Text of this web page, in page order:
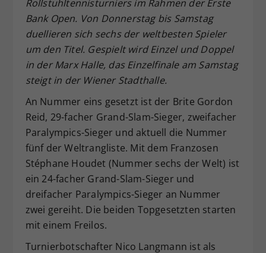
Rollstuhltennisturniers im Rahmen der Erste
Bank Open. Von Donnerstag bis Samstag
duellieren sich sechs der weltbesten Spieler
um den Titel. Gespielt wird Einzel und Doppel
in der Marx Halle, das Einzelfinale am Samstag
steigt in der Wiener Stadthalle.
An Nummer eins gesetzt ist der Brite Gordon
Reid, 29-facher Grand-Slam-Sieger, zweifacher
Paralympics-Sieger und aktuell die Nummer
fünf der Weltrangliste. Mit dem Franzosen
Stéphane Houdet (Nummer sechs der Welt) ist
ein 24-facher Grand-Slam-Sieger und
dreifacher Paralympics-Sieger an Nummer
zwei gereiht. Die beiden Topgesetzten starten
mit einem Freilos.
Turnierbotschafter Nico Langmann ist als
Zweck
Dieser Wert speichert Ihre Consent-
Einstellungen. Unter anderem eine
zufällig generierte ID, für die
historische Speicherung Ihrer
vorgenommen Einstellungen, falls der
Webseiten-Betreiber dies eingestellt